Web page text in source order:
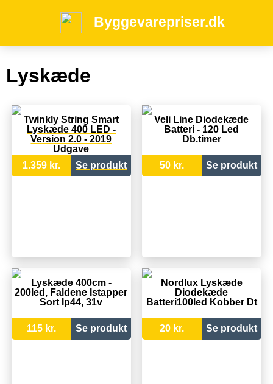
Byggevarepriser.dk
Lyskæde
Twinkly String Smart
Lyskæde 400 LED -
Version 2.0 - 2019
Udgave
1.359 kr.
Se produkt
Veli Line Diodekæde
Batteri - 120 Led
Db.timer
50 kr. Se produkt
Lyskæde 400cm -
200led, Faldene Istapper
Sort Ip44, 31v
115 kr. Se produkt
Nordlux Lyskæde
Diodekæde
Batteri100led Kobber Dt
20 kr. Se produkt